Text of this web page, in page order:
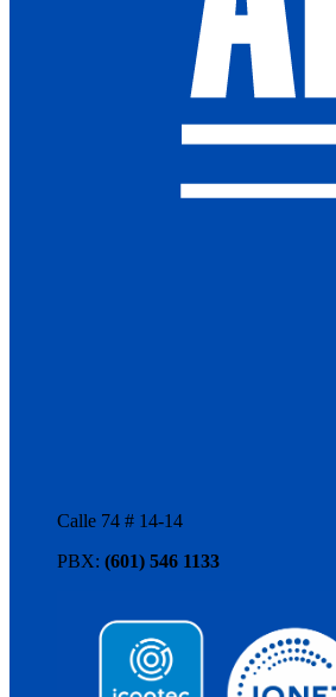
Calle 74 # 14-14
PBX: (601) 546 1133